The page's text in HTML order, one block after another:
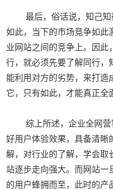
最后，俗话说，知己
如此，当下的市场竞争如此
业网站之间的竞争上。因此
行，就必须先要了解同行，
能利用对方的劣势，来打造
它，只有如此，才能真正全
综上所述，企业全网
好用户体验效果，具备清晰
解，对行业的了解，学会取
站逐步走向强大。而网站一
的用户蜂拥而至，此时的产